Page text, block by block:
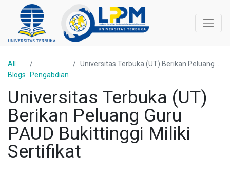
All
Blogs
Pengabdian
Universitas Terbuka (UT) Berikan Peluang Guru PAUD Bukittinggi Miliki Sertifikat
Universitas Terbuka (UT)
Berikan Peluang Guru
PAUD Bukittinggi Miliki
Sertifikat